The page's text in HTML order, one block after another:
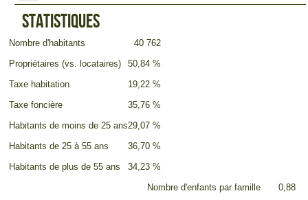
Statistiques
Nombre d'habitants
40 762
Propriétaires (vs. locataires)
50,84 %
Taxe habitation
19,22 %
Taxe foncière
35,76 %
Habitants de moins de 25 ans29,07 %
Habitants de 25 à 55 ans
36,70 %
Habitants de plus de 55 ans
34,23 %
Nombre d'enfants par famille
0,88